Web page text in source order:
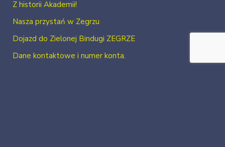
Z historii Akademii!
Nasza przystań w Zegrzu
Dojazd do Zielonej Bindugi ZEGRZE
Dane kontaktowe i numer konta.